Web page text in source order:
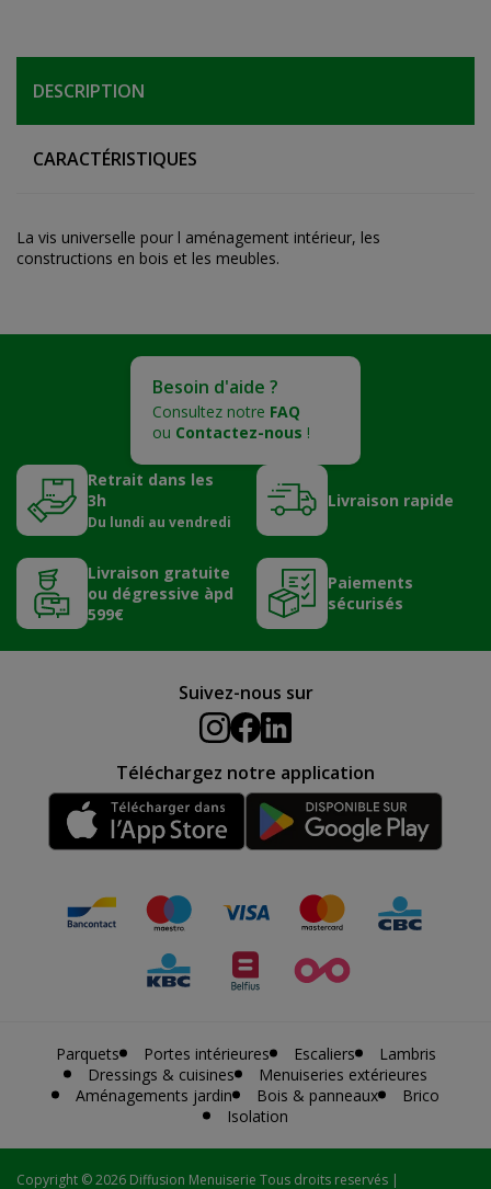
DESCRIPTION
CARACTÉRISTIQUES
La vis universelle pour l aménagement intérieur, les
constructions en bois et les meubles.
Besoin d'aide ?
Consultez notre FAQ
ou Contactez-nous !
Retrait dans les
3h
Du lundi au vendredi
Livraison rapide
Livraison gratuite
ou dégressive àpd
599€
Paiements
sécurisés
Suivez-nous sur
Téléchargez notre application
Parquets Portes intérieures Escaliers
Lambris
Dressings & cuisines
Menuiseries extérieures
Aménagements jardin
Bois & panneaux
Brico
Isolation
Copyright © 2026 Diffusion Menuiserie Tous droits reservés |